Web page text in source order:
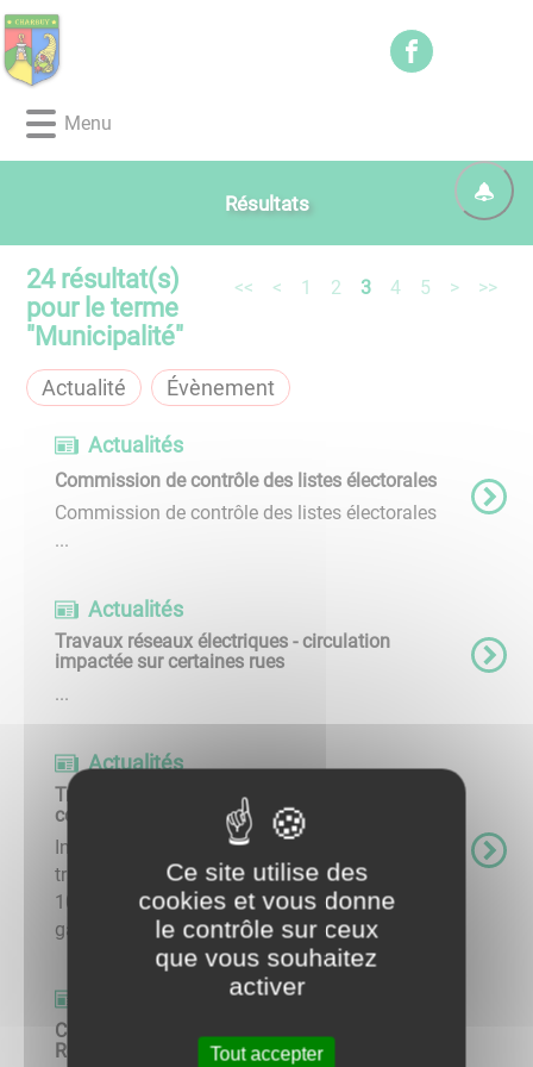
Lien
d'accès
rapide
menu
Lien
d'accès
rapide
contenu
Lien
d'accès
rapide
Lien
d'accès
rapide
pied
Menu
Résultats
24résultat(s)
pour le terme
"Municipalité"
<< < 1 2 3 4 5 > >>
Actualité Évènement
Actualités
Commission de contrôle des listes électorales
Commission de contrôle des listes électorales
...
Actualités
Travaux réseaux électriques - circulation
impactée sur certaines rues
...
Actualités
Travaux réseaux électriques - coupure de
courant
Information ENEDISCoupure de courant pour
travaux leMardi 20 janvier 2026 de 09h30 à
10h30 Rue LemoineRue du maraisRue de la
garenneRue de la MontagneRoute d'Aillant ...
Café du maire - 31 juillet à partir de 9h au
Relais de Charbuy
Panneau de gestion des cookies
Ce site utilise des
cookies et vous donne
le contrôle sur ceux
que vous souhaitez
activer
Tout accepter